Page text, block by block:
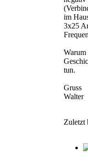
im
3x25
Warum
tun.
Gruss
Walter
Zuletzt